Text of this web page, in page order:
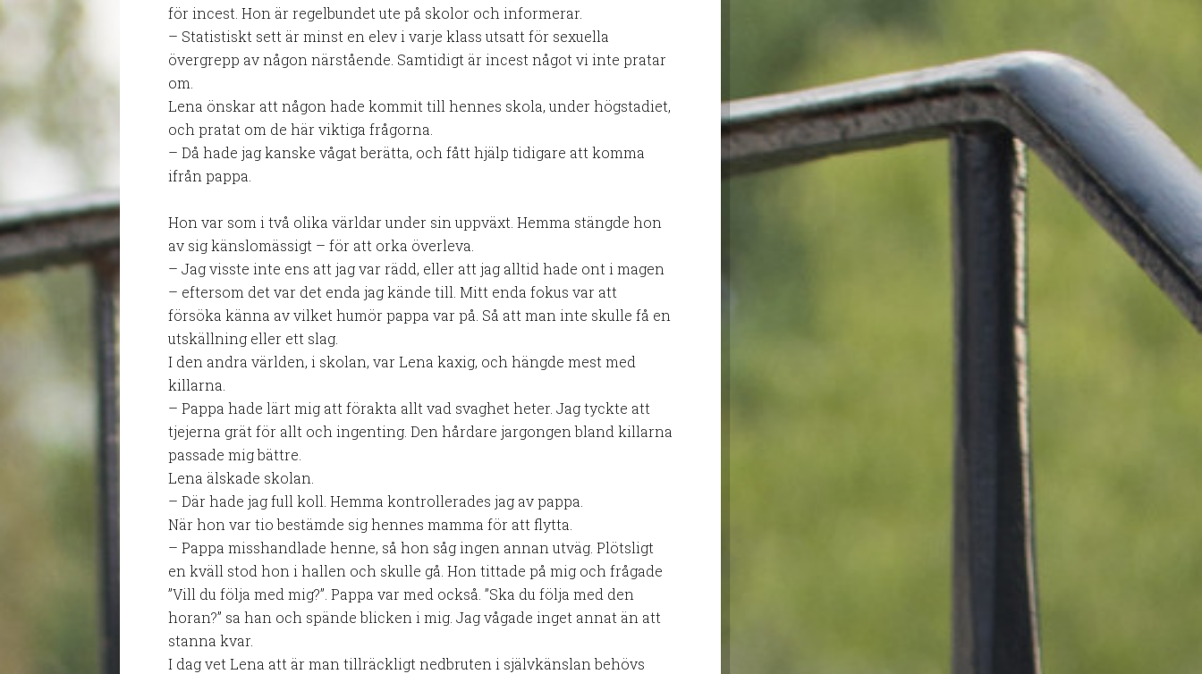
för incest. Hon är regelbundet ute på skolor och informerar.
– Statistiskt sett är minst en elev i varje klass utsatt för sexuella
övergrepp av någon närstående. Samtidigt är incest något vi inte pratar
om.
Lena önskar att någon hade kommit till hennes skola, under högstadiet,
och pratat om de här viktiga frågorna.
– Då hade jag kanske vågat berätta, och fått hjälp tidigare att komma
ifrån pappa.
Hon var som i två olika världar under sin uppväxt. Hemma stängde hon
av sig känslomässigt – för att orka överleva.
– Jag visste inte ens att jag var rädd, eller att jag alltid hade ont i magen
– eftersom det var det enda jag kände till. Mitt enda fokus var att
försöka känna av vilket humör pappa var på. Så att man inte skulle få en
utskällning eller ett slag.
I den andra världen, i skolan, var Lena kaxig, och hängde mest med
killarna.
– Pappa hade lärt mig att förakta allt vad svaghet heter. Jag tyckte att
tjejerna grät för allt och ingenting. Den hårdare jargongen bland killarna
passade mig bättre.
Lena älskade skolan.
– Där hade jag full koll. Hemma kontrollerades jag av pappa.
När hon var tio bestämde sig hennes mamma för att flytta.
– Pappa misshandlade henne, så hon såg ingen annan utväg. Plötsligt
en kväll stod hon i hallen och skulle gå. Hon tittade på mig och frågade
”Vill du följa med mig?”. Pappa var med också. ”Ska du följa med den
horan?” sa han och spände blicken i mig. Jag vågade inget annat än att
stanna kvar.
I dag vet Lena att är man tillräckligt nedbruten i självkänslan behövs